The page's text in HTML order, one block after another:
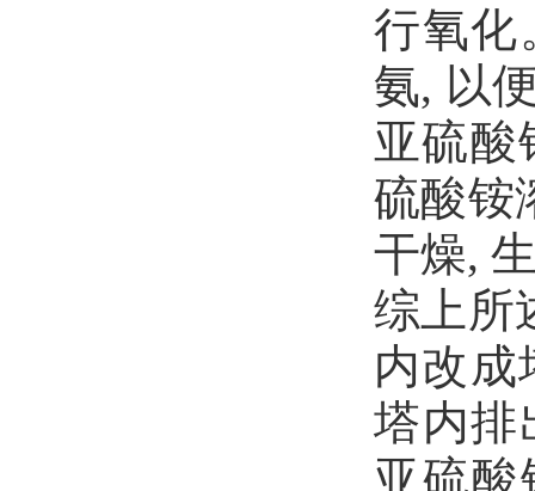
行氧化
氨, 以
亚硫酸
硫酸铵
干燥,
综上所
内改成
塔内排
亚硫